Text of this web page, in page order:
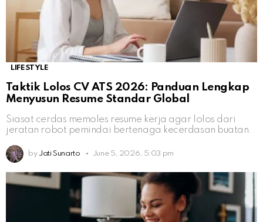
LIFESTYLE
Taktik Lolos CV ATS 2026: Panduan Lengkap
Menyusun Resume Standar Global
Siasat cerdas memoles resume kerja agar lolos dari
jeratan robot pemindai bertenaga kecerdasan buatan.
by Jati Sunarto June 5, 2026, 5:03 pm